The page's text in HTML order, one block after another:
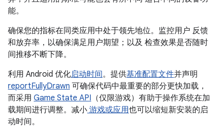
能。
确保您的指标在同类应用中处于领先地位。监控用户 反馈
和放弃率，以确保满足用户期望；以及 检查效果是否随时
间推移不断下降。
利用 Android 优化启动时间。提供基准配置文件并声明
reportFullyDrawn 可确保代码中最重要的部分更快加载，
而采用 Game State API （仅限游戏）有助于操作系统在加
载期间进行调整。减小 游戏或应用也可以缩短新安装的启
动时间。